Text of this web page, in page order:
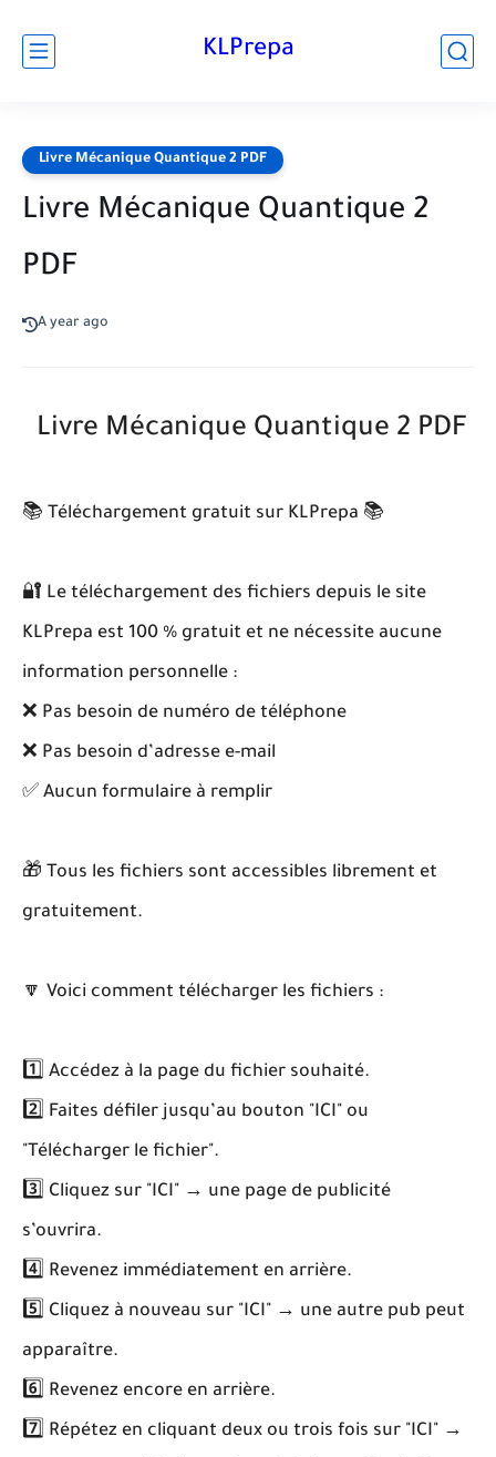
KLPrepa
Livre Mécanique Quantique 2 PDF
Livre Mécanique Quantique 2
PDF
A year ago
Livre Mécanique Quantique 2 PDF
📚 Téléchargement gratuit sur KLPrepa 📚
🔐 Le téléchargement des fichiers depuis le site
KLPrepa est 100 % gratuit et ne nécessite aucune
information personnelle :
❌ Pas besoin de numéro de téléphone
❌ Pas besoin d’adresse e-mail
✅ Aucun formulaire à remplir
🎁 Tous les fichiers sont accessibles librement et
gratuitement.
🔽 Voici comment télécharger les fichiers :
1️⃣ Accédez à la page du fichier souhaité.
2️⃣ Faites défiler jusqu’au bouton "ICI" ou
"Télécharger le fichier".
3️⃣ Cliquez sur "ICI" → une page de publicité
s’ouvrira.
4️⃣ Revenez immédiatement en arrière.
5️⃣ Cliquez à nouveau sur "ICI" → une autre pub peut
apparaître.
6️⃣ Revenez encore en arrière.
7️⃣ Répétez en cliquant deux ou trois fois sur "ICI" →